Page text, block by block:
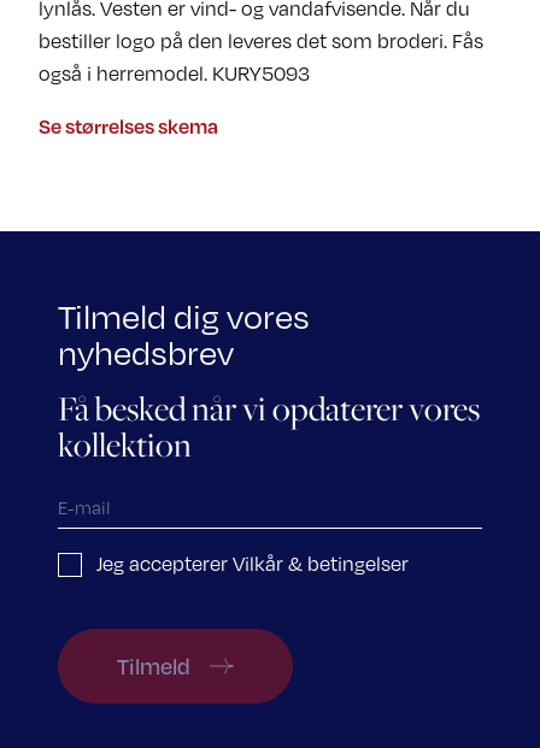
lynlås. Vesten er vind- og vandafvisende. Når du
bestiller logo på den leveres det som broderi. Fås
også i herremodel. KURY5093
Se størrelses skema
Tilmeld dig vores
nyhedsbrev
Få besked når vi opdaterer vores
kollektion
Jeg accepterer Vilkår & betingelser
Tilmeld